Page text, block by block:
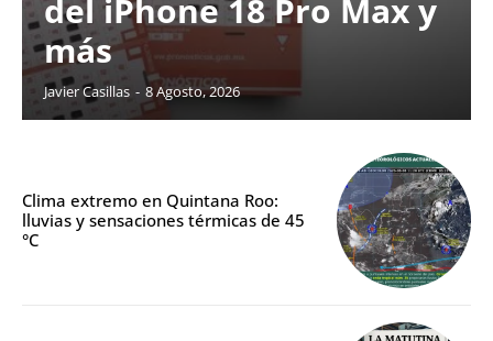
del iPhone 18 Pro Max y
más
Javier Casillas - 8 Agosto, 2026
Clima extremo en Quintana Roo:
lluvias y sensaciones térmicas de 45
°C